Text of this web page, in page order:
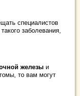
специалистов
заболевания,
железы и
то вам могут